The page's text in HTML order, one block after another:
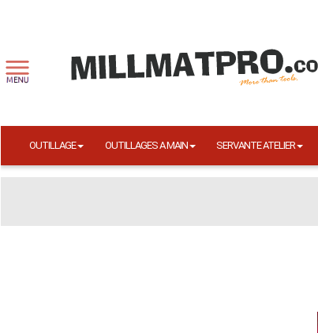
OUTILLAGE OUTILLAGES A MAIN SERVANTE ATELIER